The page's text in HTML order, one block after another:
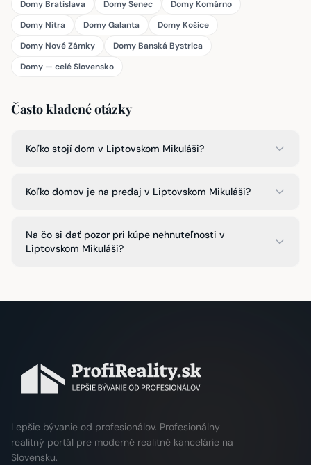
Domy Bratislava Domy Senec
Domy Komárno
Domy Nitra
Domy Galanta
Domy Košice
Domy Nové Zámky
Domy Banská Bystrica
Domy — celé Slovensko
Často kladené otázky
Koľko stojí dom v Liptovskom Mikuláši?
Koľko domov je na predaj v Liptovskom Mikuláši?
Na čo si dať pozor pri kúpe nehnuteľnosti v
Liptovskom Mikuláši?
Lepšie bývanie od profesionálov. Profesionálny
realitný portál pre moderné realitné kancelárie na
Slovensku.